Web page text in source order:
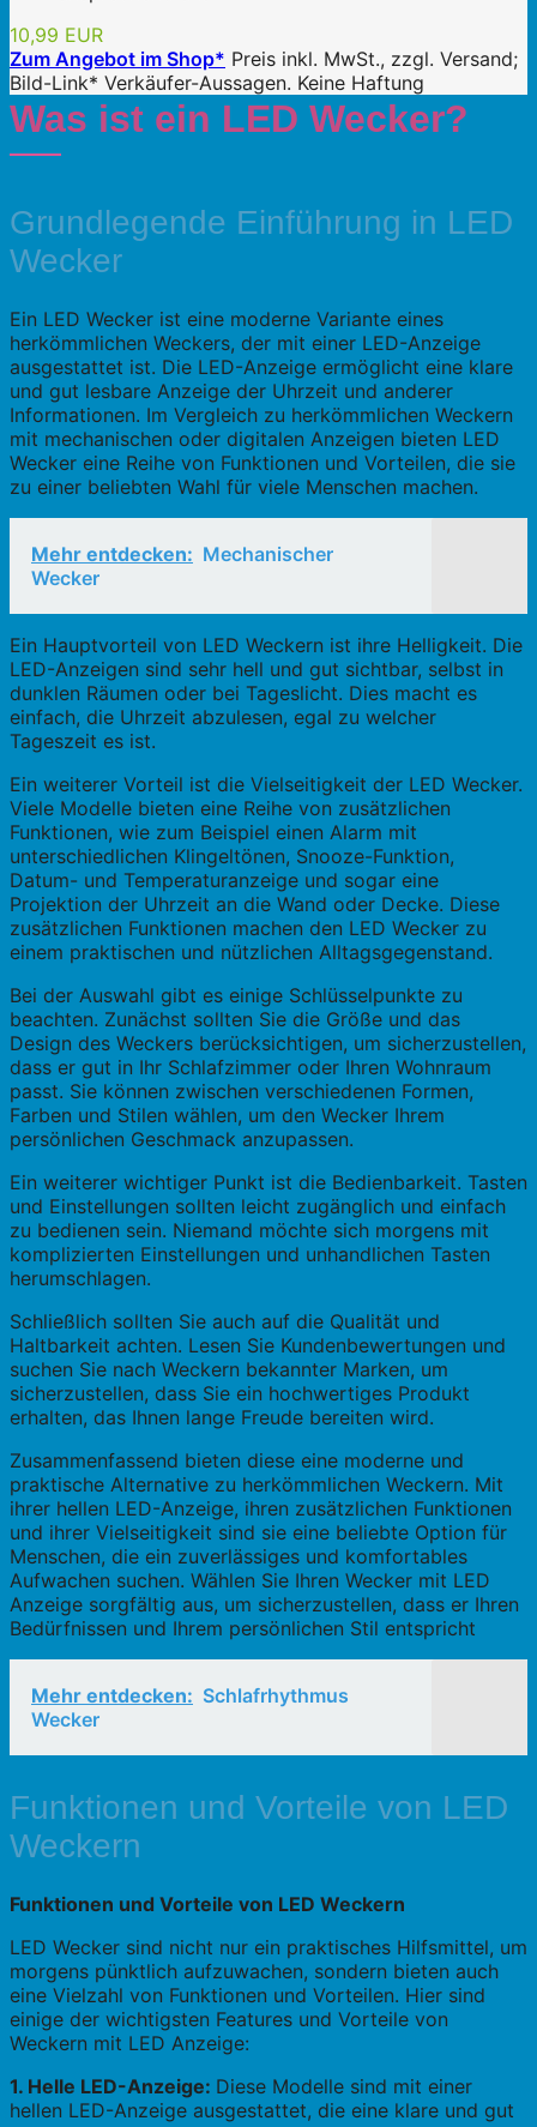
10,99 EUR
Zum Angebot im Shop* Preis inkl. MwSt., zzgl. Versand;
Bild-Link* Verkäufer-Aussagen. Keine Haftung
Was ist ein LED Wecker?
Grundlegende Einführung in LED
Wecker
Ein LED Wecker ist eine moderne Variante eines
herkömmlichen Weckers, der mit einer LED-Anzeige
ausgestattet ist. Die LED-Anzeige ermöglicht eine klare
und gut lesbare Anzeige der Uhrzeit und anderer
Informationen. Im Vergleich zu herkömmlichen Weckern
mit mechanischen oder digitalen Anzeigen bieten LED
Wecker eine Reihe von Funktionen und Vorteilen, die sie
zu einer beliebten Wahl für viele Menschen machen.
Mehr entdecken: Mechanischer
Wecker
Ein Hauptvorteil von LED Weckern ist ihre Helligkeit. Die
LED-Anzeigen sind sehr hell und gut sichtbar, selbst in
dunklen Räumen oder bei Tageslicht. Dies macht es
einfach, die Uhrzeit abzulesen, egal zu welcher
Tageszeit es ist.
Ein weiterer Vorteil ist die Vielseitigkeit der LED Wecker.
Viele Modelle bieten eine Reihe von zusätzlichen
Funktionen, wie zum Beispiel einen Alarm mit
unterschiedlichen Klingeltönen, Snooze-Funktion,
Datum- und Temperaturanzeige und sogar eine
Projektion der Uhrzeit an die Wand oder Decke. Diese
zusätzlichen Funktionen machen den LED Wecker zu
einem praktischen und nützlichen Alltagsgegenstand.
Bei der Auswahl gibt es einige Schlüsselpunkte zu
beachten. Zunächst sollten Sie die Größe und das
Design des Weckers berücksichtigen, um sicherzustellen,
dass er gut in Ihr Schlafzimmer oder Ihren Wohnraum
passt. Sie können zwischen verschiedenen Formen,
Farben und Stilen wählen, um den Wecker Ihrem
persönlichen Geschmack anzupassen.
Ein weiterer wichtiger Punkt ist die Bedienbarkeit. Tasten
und Einstellungen sollten leicht zugänglich und einfach
zu bedienen sein. Niemand möchte sich morgens mit
komplizierten Einstellungen und unhandlichen Tasten
herumschlagen.
Schließlich sollten Sie auch auf die Qualität und
Haltbarkeit achten. Lesen Sie Kundenbewertungen und
suchen Sie nach Weckern bekannter Marken, um
sicherzustellen, dass Sie ein hochwertiges Produkt
erhalten, das Ihnen lange Freude bereiten wird.
Zusammenfassend bieten diese eine moderne und
praktische Alternative zu herkömmlichen Weckern. Mit
ihrer hellen LED-Anzeige, ihren zusätzlichen Funktionen
und ihrer Vielseitigkeit sind sie eine beliebte Option für
Menschen, die ein zuverlässiges und komfortables
Aufwachen suchen. Wählen Sie Ihren Wecker mit LED
Anzeige sorgfältig aus, um sicherzustellen, dass er Ihren
Bedürfnissen und Ihrem persönlichen Stil entspricht
Mehr entdecken: Schlafrhythmus
Wecker
Funktionen und Vorteile von LED
Weckern
Funktionen und Vorteile von LED Weckern
LED Wecker sind nicht nur ein praktisches Hilfsmittel, um
morgens pünktlich aufzuwachen, sondern bieten auch
eine Vielzahl von Funktionen und Vorteilen. Hier sind
einige der wichtigsten Features und Vorteile von
Weckern mit LED Anzeige:
1. Helle LED-Anzeige: Diese Modelle sind mit einer
hellen LED-Anzeige ausgestattet, die eine klare und gut